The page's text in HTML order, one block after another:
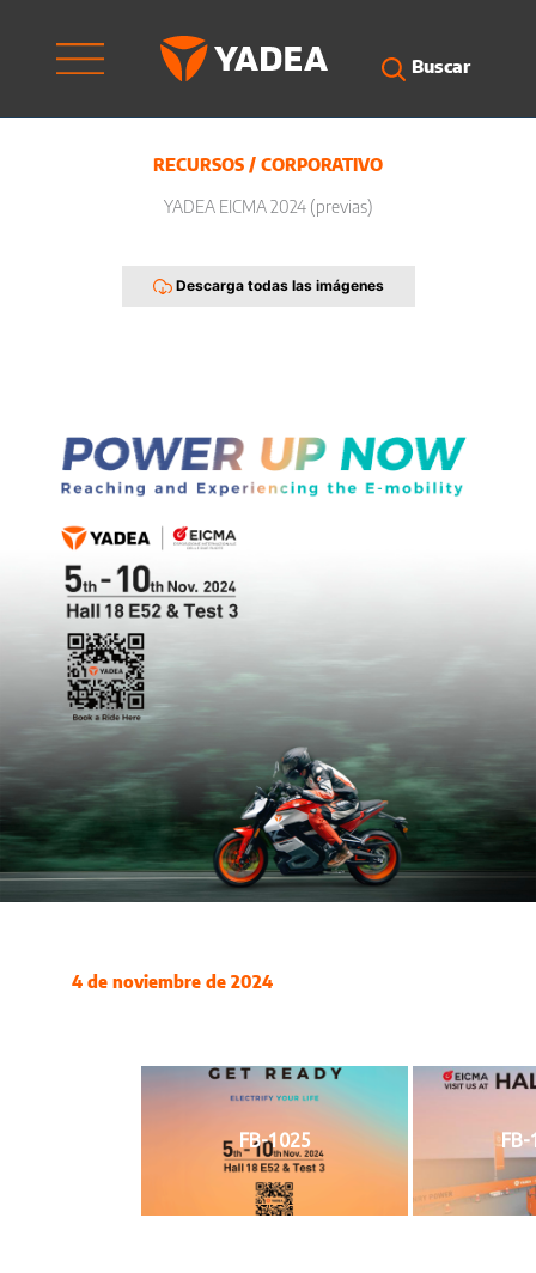
contenido
Buscar
RECURSOS / CORPORATIVO
YADEA EICMA 2024 (previas)
Descarga todas las imágenes
4 de noviembre de 2024
FB-1025 FB-